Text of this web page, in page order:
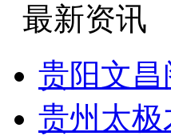
最新资讯
贵阳文昌
贵州太